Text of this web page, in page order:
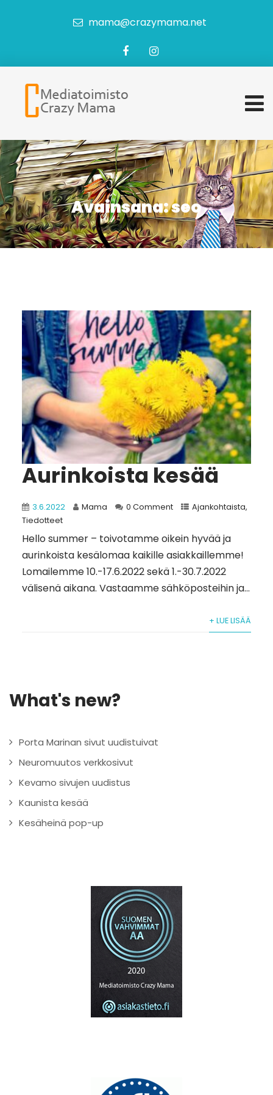
mama@crazymama.net
Avainsana:seo
Aurinkoista kesää
3.6.2022 Mama 0 Comment Ajankohtaista,
Tiedotteet
Hello summer – toivotamme oikein hyvää ja
aurinkoista kesälomaa kaikille asiakkaillemme!
Lomailemme 10.-17.6.2022 sekä 1.-30.7.2022
välisenä aikana. Vastaamme sähköposteihin ja...
+ LUE LISÄÄ
What's new?
Porta Marinan sivut uudistuivat
Neuromuutos verkkosivut
Kevamo sivujen uudistus
Kaunista kesää
Kesäheinä pop-up